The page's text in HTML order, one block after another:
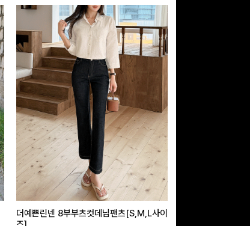
더예쁜린넨 8부부츠컷데님팬츠[S,M,L사이